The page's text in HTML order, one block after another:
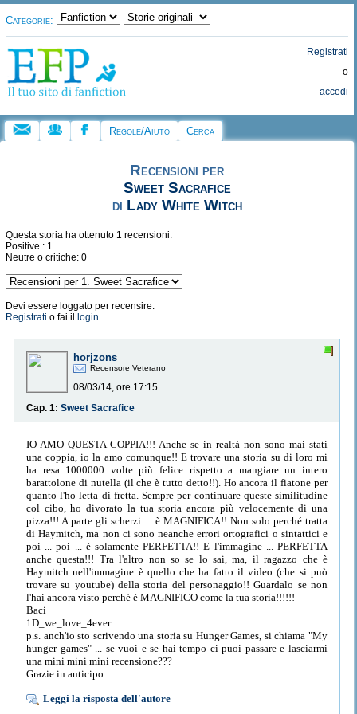
Categorie:
Registrati
o
accedi
Regole/Aiuto Cerca
Recensioni per
Sweet Sacrafice
di Lady White Witch
Questa storia ha ottenuto 1 recensioni.
Positive : 1
Neutre o critiche: 0
Devi essere loggato per recensire.
Registrati o fai il login.
horjzons
Recensore Veterano
08/03/14, ore 17:15
Cap. 1: Sweet Sacrafice
IO AMO QUESTA COPPIA!!! Anche se in realtà non sono mai stati
una coppia, io la amo comunque!! E trovare una storia su di loro mi
ha resa 1000000 volte più felice rispetto a mangiare un intero
barattolone di nutella (il che è tutto detto!!). Ho ancora il fiatone per
quanto l'ho letta di fretta. Sempre per continuare queste similitudine
col cibo, ho divorato la tua storia ancora più velocemente di una
pizza!!! A parte gli scherzi ... è MAGNIFICA!! Non solo perché tratta
di Haymitch, ma non ci sono neanche errori ortografici o sintattici e
poi ... poi ... è solamente PERFETTA!! E l'immagine ... PERFETTA
anche questa!!! Tra l'altro non so se lo sai, ma, il ragazzo che è
Haymitch nell'immagine è quello che ha fatto il video (che si può
trovare su youtube) della storia del personaggio!! Guardalo se non
l'hai ancora visto perché è MAGNIFICO come la tua storia!!!!!!
Baci
1D_we_love_4ever
p.s. anch'io sto scrivendo una storia su Hunger Games, si chiama "My
hunger games" ... se vuoi e se hai tempo ci puoi passare e lasciarmi
una mini mini mini recensione???
Grazie in anticipo
Leggi la risposta dell'autore